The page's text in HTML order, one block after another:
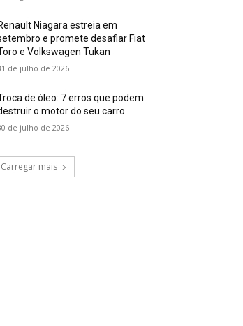
Niagara estreia em
e promete desafiar Fiat
e Volkswagen Tukan
de julho de 2026
de óleo: 7 erros que podem
o motor do seu carro
de julho de 2026
Carregar mais